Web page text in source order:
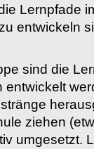
Lernpfade
entwickeln
sind die
entwickelt
ziehen
umgesetzt.